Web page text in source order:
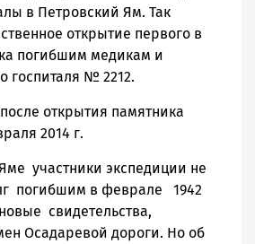
в Петровский Ям. Так
открытие первого в
погибшим медикам и
госпиталя № 2212.
открытия памятника
2014 г.
участники экспедиции не
погибшим в феврале 1942
свидетельства,
Осадаревой дороги. Но об